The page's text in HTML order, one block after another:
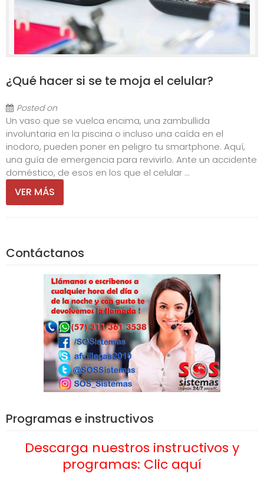
¿Qué hacer si se te moja el celular?
Posted on
Un vaso que se vuelca encima, una zambullida
involuntaria en la piscina o incluso una caída en el
inodoro, pueden poner en peligro tu smartphone. Aquí,
una guía de emergencia para revivirlo. Ante un accidente
doméstico, de esos en los que el celular ...
VER MÁS
Contáctanos
Programas e instructivos
Descarga nuestros instructivos y
programas: Clic aquí